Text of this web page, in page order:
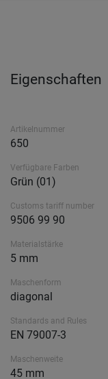
Eigenschaften
Artikelnummer
650
Verfügbare Farben
Grün (01)
Customs tariff number
9506 99 90
Materialstärke
5 mm
Maschenform
diagonal
Standards and Rules
EN 79007-3
Maschenweite
45 mm